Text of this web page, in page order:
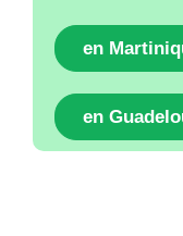
en
en